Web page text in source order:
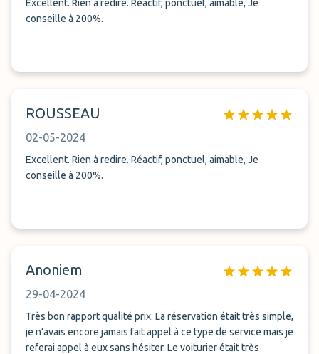
Excellent. Rien à redire. Réactif, ponctuel, aimable, Je
conseille à 200%.
ROUSSEAU
02-05-2024
Excellent. Rien à redire. Réactif, ponctuel, aimable, Je
conseille à 200%.
Anoniem
29-04-2024
Très bon rapport qualité prix. La réservation était très simple,
je n’avais encore jamais fait appel à ce type de service mais je
referai appel à eux sans hésiter. Le voiturier était très